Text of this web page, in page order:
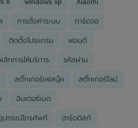
การตั้งค่าระบบ การ์ดจอ
ติดตั้งโปรแกรม ฟอนต์
ลิกการให้บริการ รหัสผ่าน
สติ๊กเกอร์เฟสบุ๊ค สติ๊กเกอร์ไลน์
อินเตอร์เนต
ปกรณ์โทรศัพท์ ฮาร์ดดิสก์